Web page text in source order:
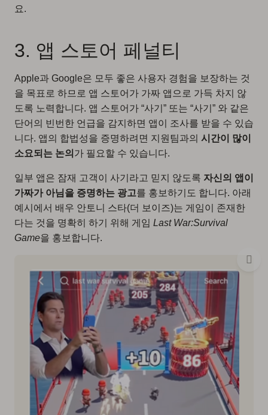
요.
3. 앱 스토어 페널티
Apple과 Google은 모두 좋은 사용자 경험을 보장하는 것
을 목표로 하므로 앱 스토어가 가짜 앱으로 가득 차지 않
도록 노력합니다. 앱 스토어가 “사기” 또는 “사기” 와 같은
단어의 빈번한 언급을 감지하면 앱이 조사를 받을 수 있습
니다. 앱의 합법성을 증명하려면 지원팀과의 시간이 많이
소요되는 논의 가 필요할 수 있습니다.
일부 앱은 잠재 고객이 사기라고 믿지 않도록 자신의 앱이
가짜가 아님을 증명하는 광고를 홍보하기도 합니다. 아래
예시에서 배우 안토니 스타(더 보이즈)는 게임이 존재한
다는 것을 명확히 하기 위해 게임 Last War:Survival
Game을 홍보합니다.